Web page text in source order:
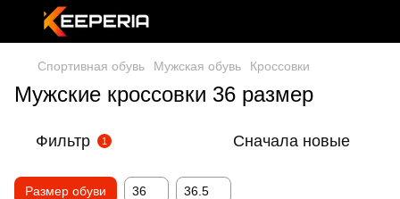
Спортивная обувь Мужская обувь Кроссовки
Мужские кроссовки 36 размер
Фильтр 1 Сначала новые
Размер обуви 36 36.5